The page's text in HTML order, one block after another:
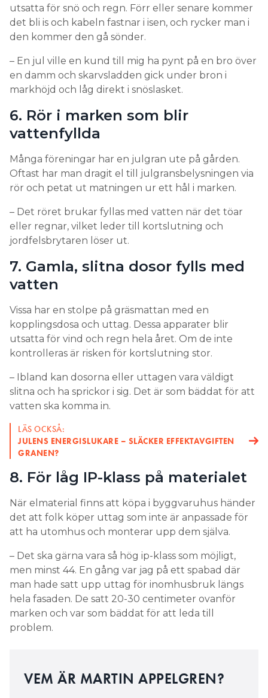
utsatta för snö och regn. Förr eller senare kommer
det bli is och kabeln fastnar i isen, och rycker man i
den kommer den gå sönder.
– En jul ville en kund till mig ha pynt på en bro över
en damm och skarvsladden gick under bron i
markhöjd och låg direkt i snöslasket.
6. Rör i marken som blir
vattenfyllda
Många föreningar har en julgran ute på gården.
Oftast har man dragit el till julgransbelysningen via
rör och petat ut matningen ur ett hål i marken.
– Det röret brukar fyllas med vatten när det töar
eller regnar, vilket leder till kortslutning och
jordfelsbrytaren löser ut.
7. Gamla, slitna dosor fylls med
vatten
Vissa har en stolpe på gräsmattan med en
kopplingsdosa och uttag. Dessa apparater blir
utsatta för vind och regn hela året. Om de inte
kontrolleras är risken för kortslutning stor.
– Ibland kan dosorna eller uttagen vara väldigt
slitna och ha sprickor i sig. Det är som bäddat för att
vatten ska komma in.
LÄS OCKSÅ:
JULENS ENERGISLUKARE – SLÄCKER EFFEKTAVGIFTEN
GRANEN?
8. För låg IP-klass på materialet
När elmaterial finns att köpa i byggvaruhus händer
det att folk köper uttag som inte är anpassade för
att ha utomhus och monterar upp dem själva.
– Det ska gärna vara så hög ip-klass som möjligt,
men minst 44. En gång var jag på ett spabad där
man hade satt upp uttag för inomhusbruk längs
hela fasaden. De satt 20-30 centimeter ovanför
marken och var som bäddat för att leda till
problem.
VEM ÄR MARTIN APPELGREN?